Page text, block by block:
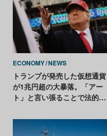
ECONOMY NEWS
トランプが発売した仮想通貨
が1兆円超の大暴落。「アー
ト」と言い張ることで法的課